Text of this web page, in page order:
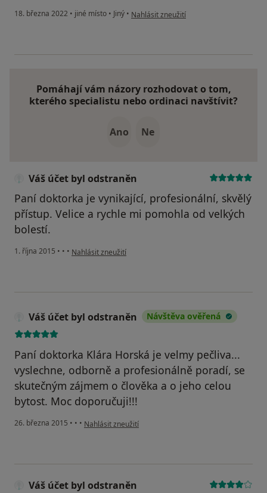
18. března 2022 • jiné místo • Jiný • podle názoru uživatele J. Ptáčková
Nahlásit zneužití
Pomáhají vám názory rozhodovat o tom,
kterého specialistu nebo ordinaci navštívit?
Ano Ne
Váš účet byl odstraněn
Paní doktorka je vynikající, profesionální, skvělý
přístup. Velice a rychle mi pomohla od velkých
bolestí.
1. října 2015 • • • podle názoru uživatele Váš účet byl odstraněn
Nahlásit zneužití
Váš účet byl odstraněn Návštěva ověřená
Paní doktorka Klára Horská je velmy pečliva...
vyslechne, odborně a profesionálně poradí, se
skutečným zájmem o člověka a o jeho celou
bytost. Moc doporučuji!!!
26. března 2015 • • • podle názoru uživatele Váš účet byl odstraněn
Nahlásit zneužití
Váš účet byl odstraněn